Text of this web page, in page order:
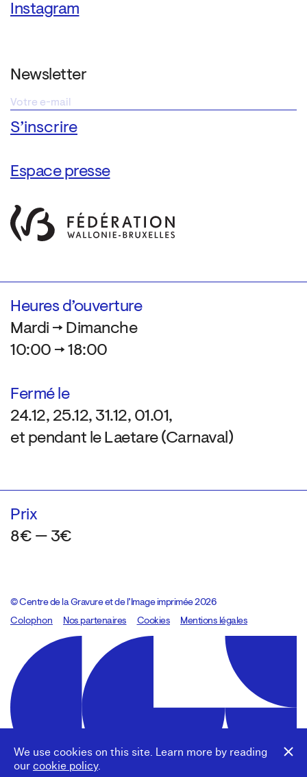
We use cookies on this site. Learn more by reading
our cookie policy.
Instagram
Newsletter
Espace presse
Heures d’ouverture
Mardi → Dimanche
10:00 → 18:00
Fermé le
24.12, 25.12, 31.12, 01.01,
et pendant le Laetare (Carnaval)
Prix
8€ — 3€
© Centre de la Gravure et de l’Image imprimée 2026
Colophon
Design:Marcel Kaczmarek, code:8080.studio
Nos partenaires Cookies Mentions légales